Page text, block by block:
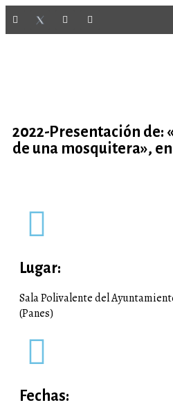
2022-Presentación de:
de una mosquitera»,
Lugar:
Sala Polivalente del
(Panes)
Fechas: